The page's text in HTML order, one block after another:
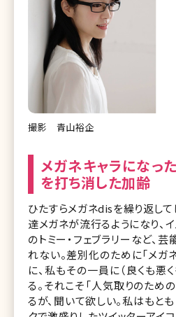
撮影 青山裕企
メガネキャラになった
を打ち消した加齢
ひたすらメガネdisを繰り返して
達メガネが流行るようになり、
のトミー・フェブラリーなど、
れない。差別化のために「メガ
に、私もその一員に（良くも悪
る。それこそ「人気取りのため
るが、聞いて欲しい。私はもとも